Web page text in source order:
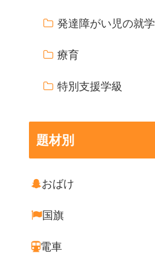
発達障がい児の就学
療育
特別支援学級
題材別
おばけ
国旗
電車